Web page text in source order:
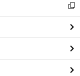
閉
る
新
し
い
ウ
ィ
ン
ド